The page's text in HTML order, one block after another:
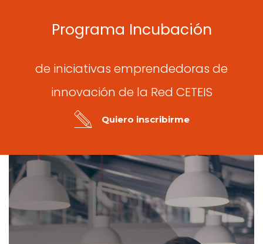
Programa Incubación
de iniciativas emprendedoras de
innovación de la Red CETEIS
Quiero inscribirme